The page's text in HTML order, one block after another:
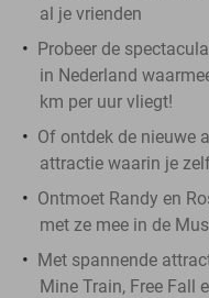
al je vrienden
Probeer de
in Nederland
km per uur vliegt!
Of ontdek de nieuwe
attractie waarin je
Ontmoet Randy en
met ze mee in de
Met spannende
Mine Train, Free Fall